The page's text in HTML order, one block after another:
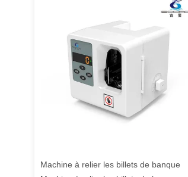
Machine à relier les billets de banque